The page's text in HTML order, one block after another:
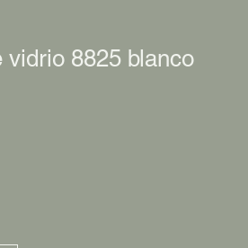
vidrio 8825 blanco